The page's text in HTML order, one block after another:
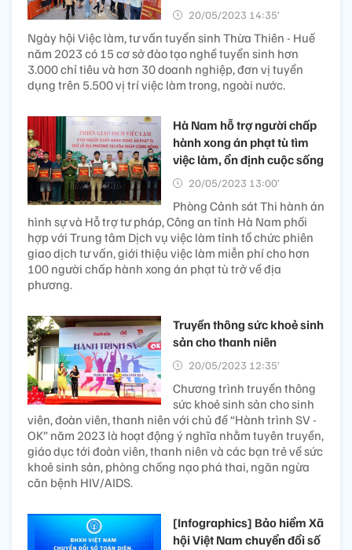
20/05/2023 14:35’
Ngày hội Việc làm, tư vấn tuyển sinh Thừa Thiên - Huế
năm 2023 có 15 cơ sở đào tạo nghề tuyển sinh hơn
3.000 chỉ tiêu và hơn 30 doanh nghiệp, đơn vị tuyển
dụng trên 5.500 vị trí việc làm trong, ngoài nước.
Hà Nam hỗ trợ người chấp
hành xong án phạt tù tìm
việc làm, ổn định cuộc sống
20/05/2023 13:00’
Phòng Cảnh sát Thi hành án
hình sự và Hỗ trợ tư pháp, Công an tỉnh Hà Nam phối
hợp với Trung tâm Dịch vụ việc làm tỉnh tổ chức phiên
giao dịch tư vấn, giới thiệu việc làm miễn phí cho hơn
100 người chấp hành xong án phạt tù trở về địa
phương.
Truyền thông sức khoẻ sinh
sản cho thanh niên
20/05/2023 12:35’
Chương trình truyền thông
sức khoẻ sinh sản cho sinh
viên, đoàn viên, thanh niên với chủ đề “Hành trình SV -
OK” năm 2023 là hoạt động ý nghĩa nhằm tuyên truyền,
giáo dục tới đoàn viên, thanh niên và các bạn trẻ về sức
khoẻ sinh sản, phòng chống nạo phá thai, ngăn ngừa
căn bệnh HIV/AIDS.
[Infographics] Bảo hiểm Xã
hội Việt Nam chuyển đổi số